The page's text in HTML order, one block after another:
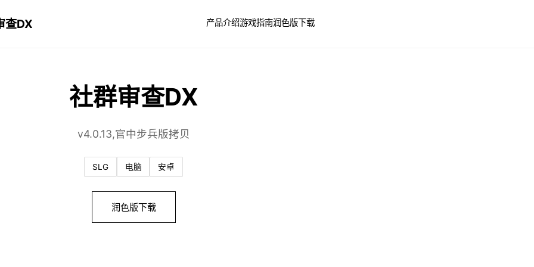
查DX 产品介绍游戏指南润色版下载
社群审查DX
v4.0.13,官中步兵版拷贝
SLG 电脑 安卓
润色版下载